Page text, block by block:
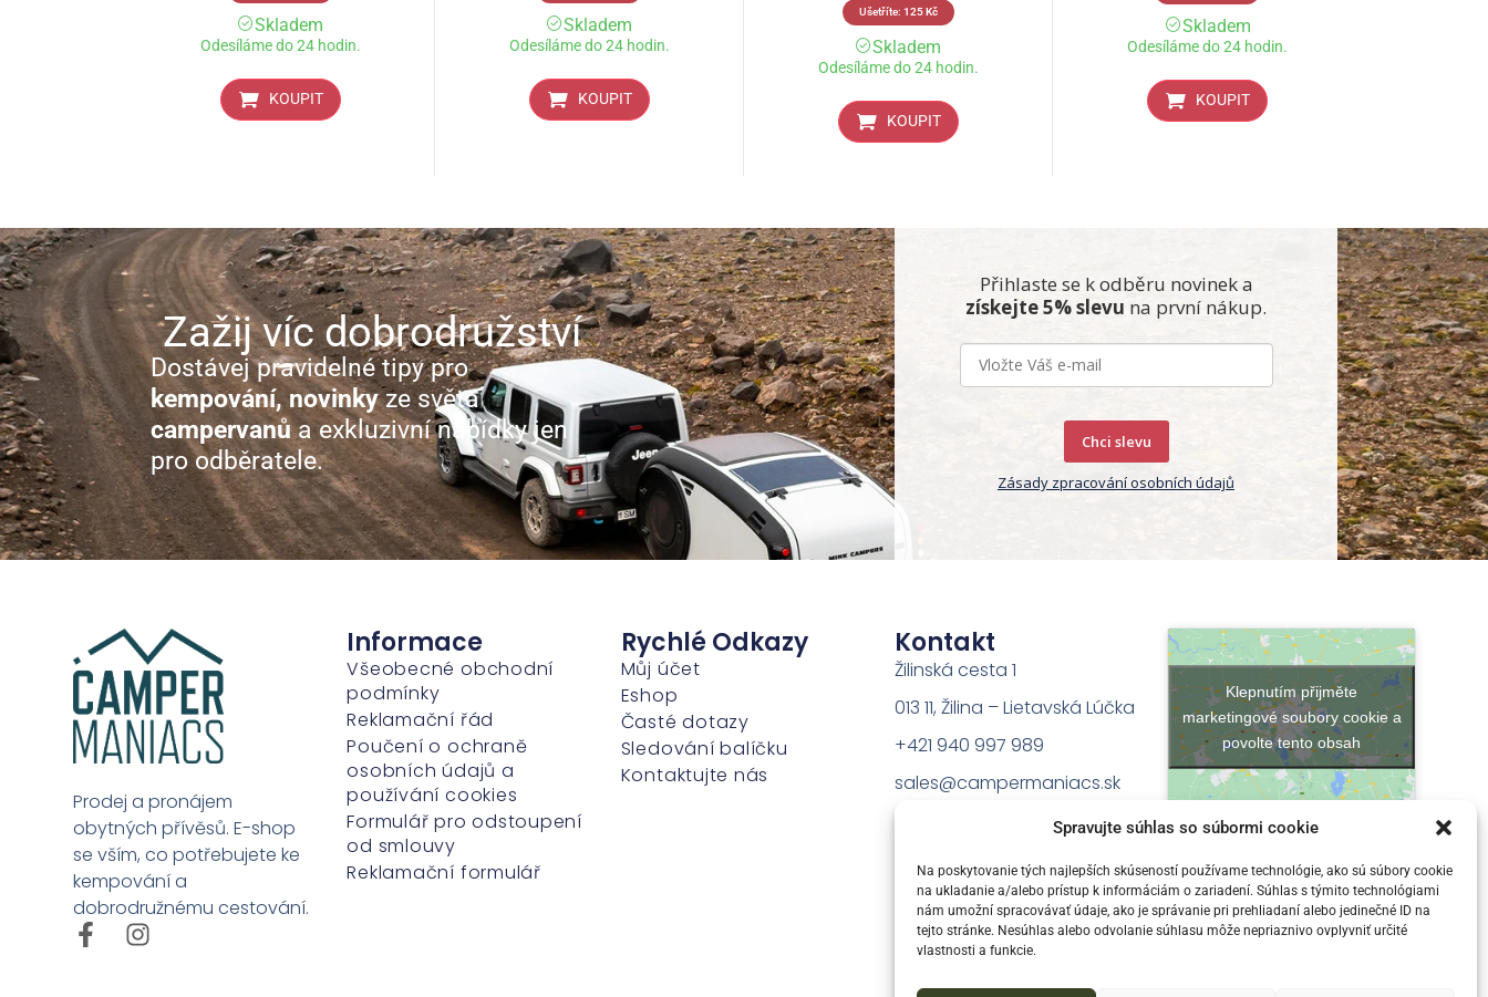
Spravujte súhlas so súbormi cookie
Na poskytovanie tých najlepších skúseností používame technológie, ako sú súbory cookie
na ukladanie a/alebo prístup k informáciám o zariadení. Súhlas s týmito technológiami
nám umožní spracovávať údaje, ako je správanie pri prehliadaní alebo jedinečné ID na
tejto stránke. Nesúhlas alebo odvolanie súhlasu môže nepriaznivo ovplyvniť určité
vlastnosti a funkcie.
Skladem
Odesíláme do 24 hodin.
KOUPIT
Skladem
Odesíláme do 24 hodin.
KOUPIT
Ušetříte: 125Kč
Skladem
Odesíláme do 24 hodin.
KOUPIT
Skladem
Odesíláme do 24 hodin.
KOUPIT
Zažij víc dobrodružství
Dostávej pravidelné tipy pro
kempování, novinkyze světa
campervanůa exkluzivní nabídky jen
pro odběratele.
Přihlaste se k odběru novinek a
získejte 5% slevu na první nákup.
Chci slevu
Zásady zpracování osobních údajů
Prodej a pronájem
obytných přívěsů. E-shop
se vším, co potřebujete ke
kempování a
dobrodružnému cestování.
Informace
Všeobecné obchodní
podmínky
Reklamační řád
Poučení o ochraně
osobních údajů a
používání cookies
Formulář pro odstoupení
od smlouvy
Reklamační formulář
Rychlé Odkazy
Můj účet
Eshop
Časté dotazy
Sledování balíčku
Kontaktujte nás
Kontakt
Žilinská cesta 1
013 11, Žilina – Lietavská Lúčka
+421 940 997 989
sales@campermaniacs.sk
Klepnutím přijměte
marketingové soubory cookie a
povolte tento obsah